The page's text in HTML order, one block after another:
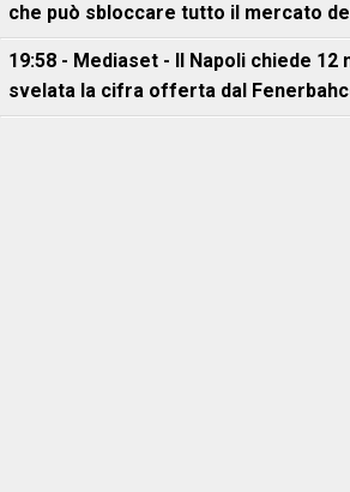
che può sbloccare tutto il mercato
19:58 - Mediaset - Il Napoli chiede 12
svelata la cifra offerta dal